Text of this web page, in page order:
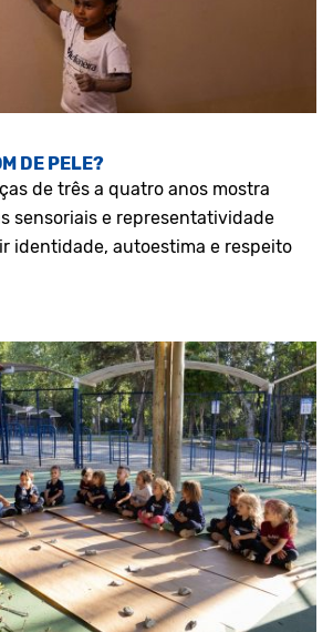
DE PELE?
de três a quatro anos mostra
sensoriais e representatividade
identidade, autoestima e respeito